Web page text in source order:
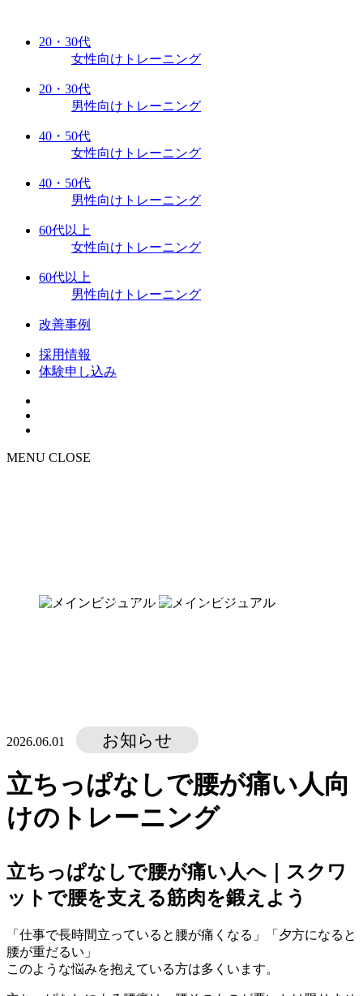
20・30代
女性向けトレーニング
20・30代
男性向けトレーニング
40・50代
女性向けトレーニング
40・50代
男性向けトレーニング
60代以上
女性向けトレーニング
60代以上
男性向けトレーニング
改善事例
採用情報
体験申し込み
MENU CLOSE
NEWS
2026.06.01 お知らせ
立ちっぱなしで腰が痛い人向
けのトレーニング
立ちっぱなしで腰が痛い人へ｜スクワ
ットで腰を支える筋肉を鍛えよう
「仕事で長時間立っていると腰が痛くなる」「夕方になると
腰が重だるい」
このような悩みを抱えている方は多くいます。